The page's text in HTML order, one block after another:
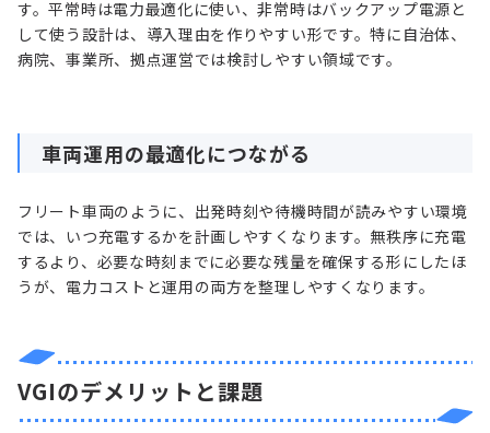
す。平常時は電力最適化に使い、非常時はバックアップ電源と
して使う設計は、導入理由を作りやすい形です。特に自治体、
病院、事業所、拠点運営では検討しやすい領域です。
車両運用の最適化につながる
フリート車両のように、出発時刻や待機時間が読みやすい環境
では、いつ充電するかを計画しやすくなります。無秩序に充電
するより、必要な時刻までに必要な残量を確保する形にしたほ
うが、電力コストと運用の両方を整理しやすくなります。
VGIのデメリットと課題